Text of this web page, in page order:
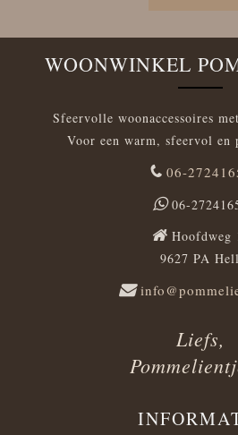
WOONWINKEL
Sfeervolle woonaccessoires
Voor een warm, sfeervol en
06-
06-
Hoofdweg
9627 PA
Liefs,